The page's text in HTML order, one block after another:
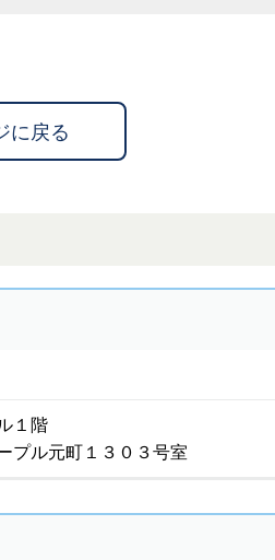
に戻る
１階
プル元町１３０３号室